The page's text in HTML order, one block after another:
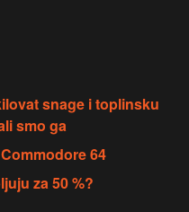
snage i toplinsku
smo ga
64
za 50 %?